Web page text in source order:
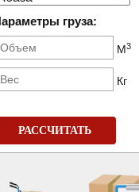
груза:
М3
Кг
РАССЧИТАТЬ